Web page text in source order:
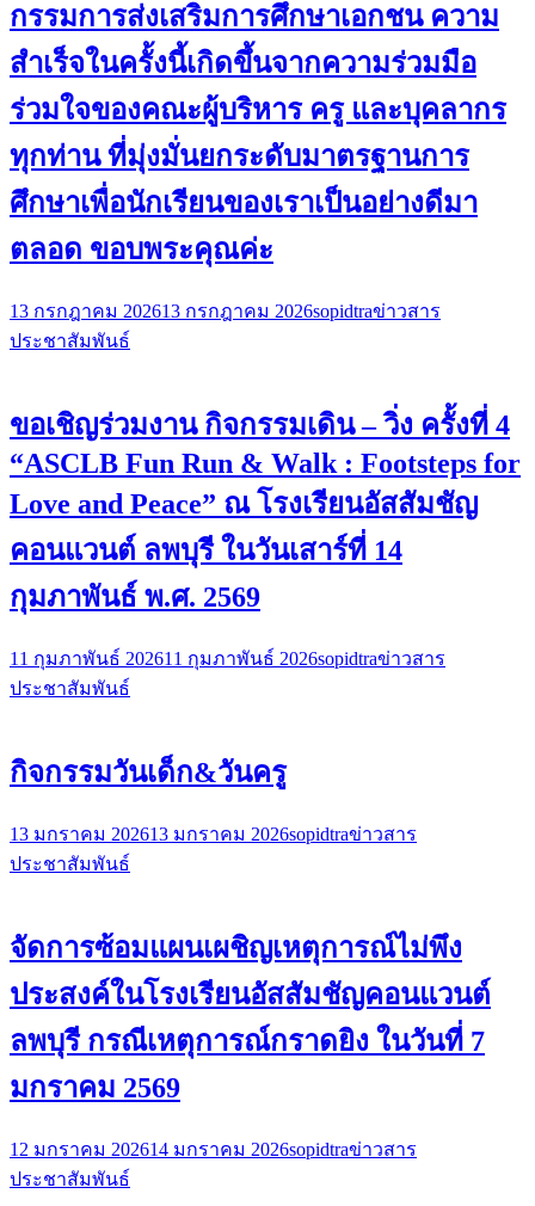
กรรมการส่งเสริมการศึกษาเอกชน ความ
สำเร็จในครั้งนี้เกิดขึ้นจากความร่วมมือ
ร่วมใจของคณะผู้บริหาร ครู และบุคลากร
ทุกท่าน ที่มุ่งมั่นยกระดับมาตรฐานการ
ศึกษาเพื่อนักเรียนของเราเป็นอย่างดีมา
ตลอด ขอบพระคุณค่ะ
13 กรกฎาคม 202613 กรกฎาคม 2026sopidtraข่าวสาร
ประชาสัมพันธ์
ขอเชิญร่วมงาน กิจกรรมเดิน – วิ่ง ครั้งที่ 4
“ASCLB Fun Run & Walk : Footsteps for
Love and Peace” ณ โรงเรียนอัสสัมชัญ
คอนแวนต์ ลพบุรี ในวันเสาร์ที่ 14
กุมภาพันธ์ พ.ศ. 2569
11 กุมภาพันธ์ 202611 กุมภาพันธ์ 2026sopidtraข่าวสาร
ประชาสัมพันธ์
กิจกรรมวันเด็ก&วันครู
13 มกราคม 202613 มกราคม 2026sopidtraข่าวสาร
ประชาสัมพันธ์
จัดการซ้อมแผนเผชิญเหตุการณ์ไม่พึง
ประสงค์ในโรงเรียนอัสสัมชัญคอนแวนต์
ลพบุรี กรณีเหตุการณ์กราดยิง ในวันที่ 7
มกราคม 2569
12 มกราคม 202614 มกราคม 2026sopidtraข่าวสาร
ประชาสัมพันธ์